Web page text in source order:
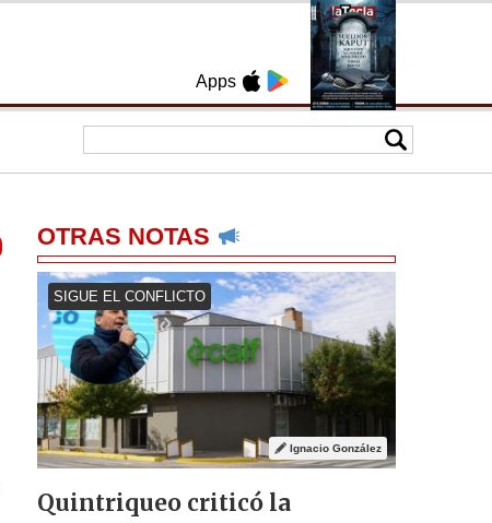
Apps
OTRAS NOTAS
SIGUE EL CONFLICTO
Ignacio González
Quintriqueo criticó la